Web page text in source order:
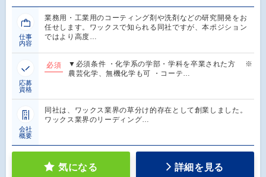
仕事
内容
業務用・工業用のコーティング剤や洗剤などの研究開発をお
任せします。ワックスで知られる同社ですが、本ポジション
ではより高度…
応募
資格
必須
▼必須条件 ・化学系の学部・学科を卒業された方 ※
農芸化学、無機化学も可 ・コーテ…
会社
概要
同社は、ワックス業界の草分け的存在として創業しました。
ワックス業界のリーディング…
気になる 詳細を見る